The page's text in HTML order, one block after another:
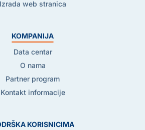
Izrada web stranica
KOMPANIJA
Data centar
O nama
Partner program
Kontakt informacije
KORISNICIMA